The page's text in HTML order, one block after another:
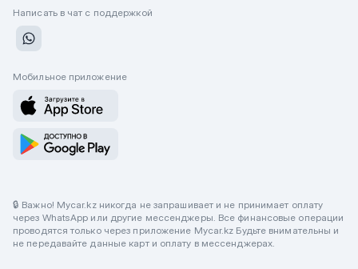
Написать в чат с поддержкой
Мобильное приложение
🔒 Важно! Mycar.kz никогда не запрашивает и не принимает оплату
через WhatsApp или другие мессенджеры. Все финансовые операции
проводятся только через приложение Mycar.kz Будьте внимательны и
не передавайте данные карт и оплату в мессенджерах.